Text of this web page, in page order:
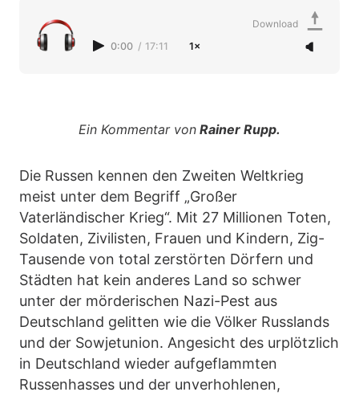
0:00 / 17:11 1×
Download
Ein Kommentar von Rainer Rupp.
Die Russen kennen den Zweiten Weltkrieg
meist unter dem Begriff „Großer
Vaterländischer Krieg“. Mit 27 Millionen Toten,
Soldaten, Zivilisten, Frauen und Kindern, Zig-
Tausende von total zerstörten Dörfern und
Städten hat kein anderes Land so schwer
unter der mörderischen Nazi-Pest aus
Deutschland gelitten wie die Völker Russlands
und der Sowjetunion. Angesicht des urplötzlich
in Deutschland wieder aufgeflammten
Russenhasses und der unverhohlenen,